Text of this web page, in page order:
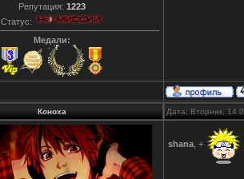
Репутация: 1223
Статус:
Медали:
Коноха Дата: Вторник,
shana , +